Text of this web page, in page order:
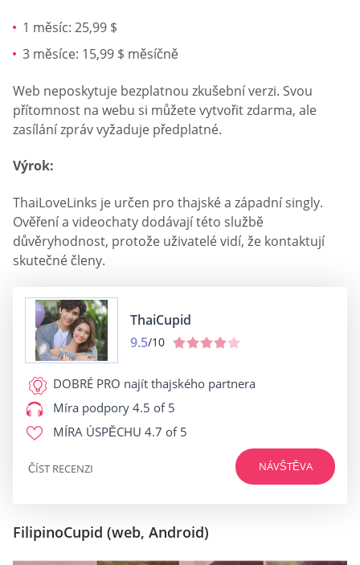
1 měsíc: 25,99 $
3 měsíce: 15,99 $ měsíčně
Web neposkytuje bezplatnou zkušební verzi. Svou
přítomnost na webu si můžete vytvořit zdarma, ale
zasílání zpráv vyžaduje předplatné.
Výrok:
ThaiLoveLinks je určen pro thajské a západní singly.
Ověření a videochaty dodávají této službě
důvěryhodnost, protože uživatelé vidí, že kontaktují
skutečné členy.
ThaiCupid
9.5/10
DOBRÉ PRO najít thajského partnera
Míra podpory 4.5 of 5
MÍRA ÚSPĚCHU 4.7 of 5
NÁVŠTĚVA
ČÍST RECENZI
FilipinoCupid (web, Android)